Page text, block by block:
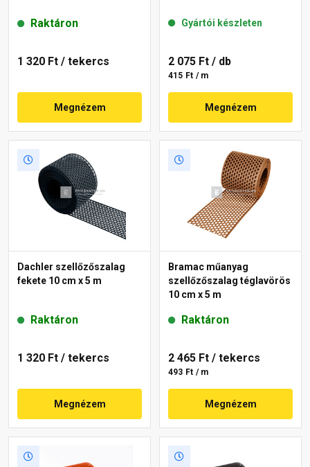
Raktáron
1 320 Ft / tekercs
Megnézem
Gyártói készleten
2 075 Ft / db
415 Ft / m
Megnézem
Dachler szellőzőszalag
fekete 10 cm x 5 m
Raktáron
1 320 Ft / tekercs
Megnézem
Bramac műanyag
szellőzőszalag téglavörös
10 cm x 5 m
Raktáron
2 465 Ft / tekercs
493 Ft / m
Megnézem